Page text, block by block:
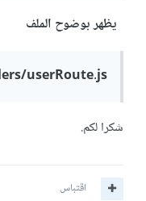
imported from
finalizeResolution
يظهر بوضوح الملف
userRoute.js
شكرا لكم.
اقتباس